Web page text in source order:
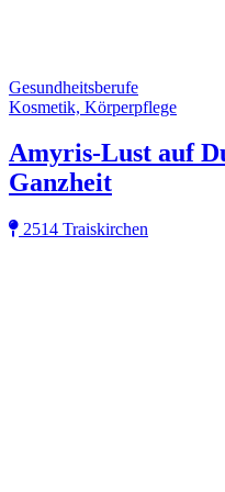
Gesundheitsberufe
Kosmetik, Körperpflege
Amyris-Lust auf
Ganzheit
2514 Traiskirchen